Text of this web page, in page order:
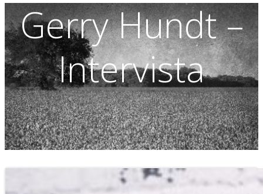
Gerry Hundt –
Intervista